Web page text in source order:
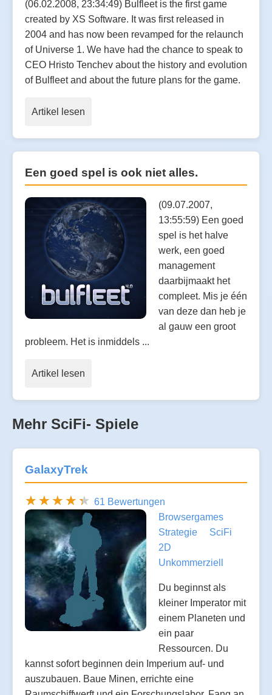
(06.02.2008, 23:34:49) Bulfleet is the first game
created by XS Software. It was first released in
2004 and has now been revamped for the relaunch
of Universe 1. We have had the chance to speak to
CEO Hristo Tenchev about the history and evolution
of Bulfleet and about the future plans for the game.
Artikel lesen
Een goed spel is ook niet alles.
(09.07.2007,
13:55:59) Een goed
spel is het halve
werk, een goed
management
daarbijmaakt het
compleet. Mis je één
van deze dan heb je
al gauw een groot
probleem. Het is inmiddels ...
Artikel lesen
Mehr SciFi- Spiele
GalaxyTrek
61 Bewertungen
Browsergames
Strategie
SciFi
2D
Unkommerziell
Du beginnst als
kleiner Imperator mit
einem Planeten und
ein paar
Ressourcen. Du
kannst sofort beginnen dein Imperium auf- und
auszubauen. Baue Minen, errichte eine